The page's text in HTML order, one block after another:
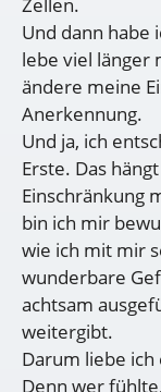
Und dann habe
lebe viel länger
ändere meine
Anerkennung.
Und ja, ich
Erste. Das
Einschränkung
bin ich mir
wie ich mit mir
wunderbare
achtsam
weitergibt.
Darum liebe
Denn wer